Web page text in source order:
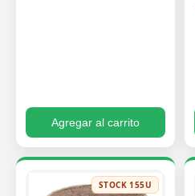
Agregar al carrito
STOCK 155U